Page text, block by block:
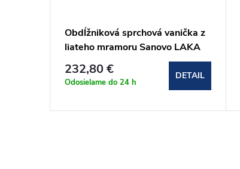
Obdĺžniková sprchová vanička z
liateho mramoru Sanovo LAKA
STAR 120x80x3 cm s
protišmykom
232,80 €
Odosielame do 24 h
DETAIL